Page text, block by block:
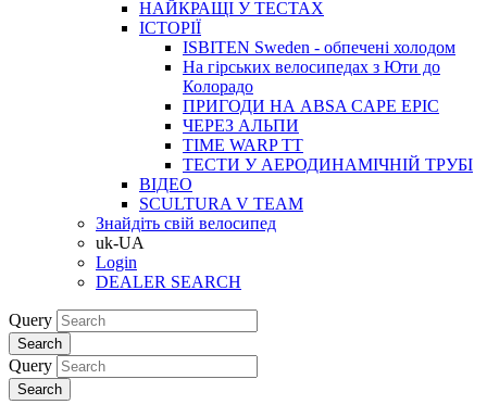
НАЙКРАЩІ У ТЕСТАХ
ІСТОРІЇ
ISBITEN Sweden - обпечені холодом
На гірських велосипедах з Юти до
Колорадо
ПРИГОДИ НА ABSA CAPE EPIC
ЧЕРЕЗ АЛЬПИ
TIME WARP TT
ТЕСТИ У АЕРОДИНАМІЧНІЙ ТРУБІ
ВІДЕО
SCULTURA V TEAM
Знайдіть свій велосипед
uk-UA
Login
DEALER SEARCH
Query
Search
Query
Search